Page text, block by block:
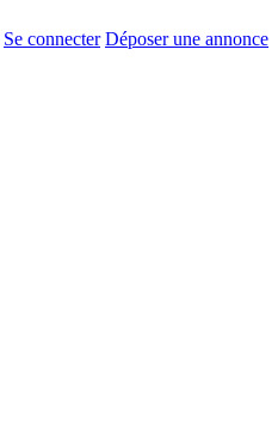
Se connecter Déposer une annonce